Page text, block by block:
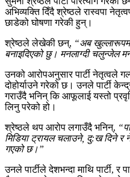
अभिव्यक्ति दिँदै श्रेष्ठले रास्वपा
छाडेको घोषणा गरेकी हुन्।
श्रेष्ठले लेखेकी छन्, “अब
बनाइदिएको छु। मनलाग्दी चलुन्जेल
उनको आरोपअनुसार पार्टी नेतृत्वले
दोहोर्याउने गरेको छ। उनले पार्टी
गराउँदै भनिन् कि आफूलाई यस्तो
लिनु परेको हो।
श्रेष्ठले थप आरोप लगाउँदै भनिन्,
मिडिया ट्रायल चलाउने, दु:ख दिने र
गएको छ।”
उनले पार्टीले देशभन्दा माथि पार्टी, र